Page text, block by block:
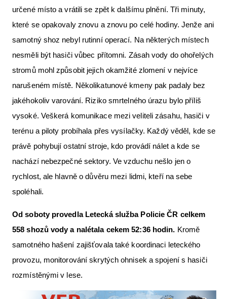
určené místo a vrátili se zpět k dalšímu plnění. Tři minuty,
které se opakovaly znovu a znovu po celé hodiny. Jenže ani
samotný shoz nebyl rutinní operací. Na některých místech
nesměli být hasiči vůbec přítomni. Zásah vody do ohořelých
stromů mohl způsobit jejich okamžité zlomení v nejvíce
narušeném místě. Několikatunové kmeny pak padaly bez
jakéhokoliv varování. Riziko smrtelného úrazu bylo příliš
vysoké. Veškerá komunikace mezi veliteli zásahu, hasiči v
terénu a piloty probíhala přes vysílačky. Každý věděl, kde se
právě pohybují ostatní stroje, kdo provádí nálet a kde se
nachází nebezpečné sektory. Ve vzduchu nešlo jen o
rychlost, ale hlavně o důvěru mezi lidmi, kteří na sebe
spoléhali.
Od soboty provedla Letecká služba Policie ČR celkem
558 shozů vody a nalétala cekem 52:36 hodin. Kromě
samotného hašení zajišťovala také koordinaci leteckého
provozu, monitorování skrytých ohnisek a spojení s hasiči
rozmístěnými v lese.